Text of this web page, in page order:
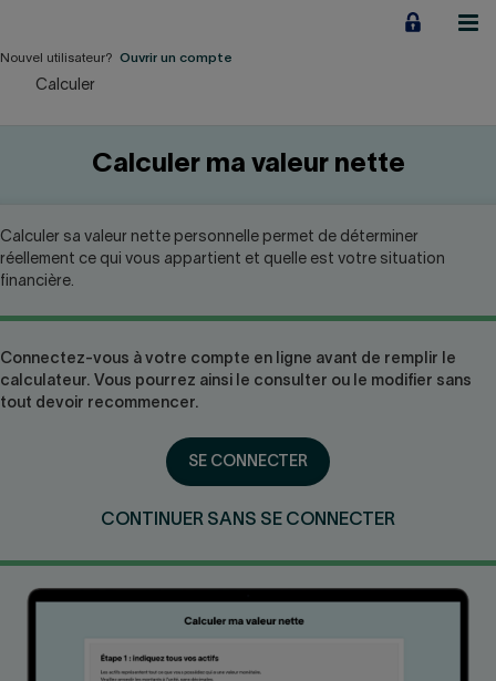
contenu
Employeurs
Notre Impact
LIENS RAPIDES
Carrière
Nouvel utilisateur? Ouvrir un compte
Calculer
Calculer ma valeur nette
Calculer sa valeur nette personnelle permet de déterminer
réellement ce qui vous appartient et quelle est votre situation
financière.
Connectez-vous à votre compte en ligne avant de remplir le
calculateur. Vous pourrez ainsi le consulter ou le modifier sans
tout devoir recommencer.
SE CONNECTER
CONTINUER SANS SE CONNECTER